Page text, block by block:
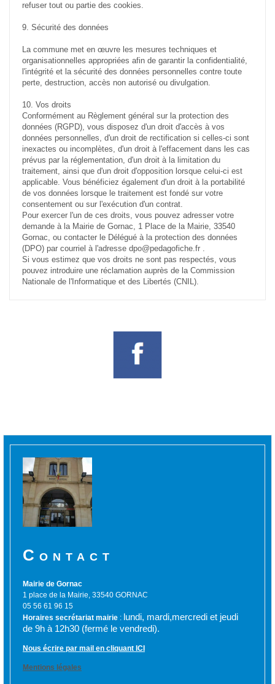
refuser tout ou partie des cookies.
9. Sécurité des données
La commune met en œuvre les mesures techniques et
organisationnelles appropriées afin de garantir la confidentialité,
l'intégrité et la sécurité des données personnelles contre toute
perte, destruction, accès non autorisé ou divulgation.
10. Vos droits
Conformément au Règlement général sur la protection des
données (RGPD), vous disposez d'un droit d'accès à vos
données personnelles, d'un droit de rectification si celles-ci sont
inexactes ou incomplètes, d'un droit à l'effacement dans les cas
prévus par la réglementation, d'un droit à la limitation du
traitement, ainsi que d'un droit d'opposition lorsque celui-ci est
applicable. Vous bénéficiez également d'un droit à la portabilité
de vos données lorsque le traitement est fondé sur votre
consentement ou sur l'exécution d'un contrat.
Pour exercer l'un de ces droits, vous pouvez adresser votre
demande à la Mairie de Gornac, 1 Place de la Mairie, 33540
Gornac, ou contacter le Délégué à la protection des données
(DPO) par courriel à l'adresse dpo@pedagofiche.fr .
Si vous estimez que vos droits ne sont pas respectés, vous
pouvez introduire une réclamation auprès de la Commission
Nationale de l'Informatique et des Libertés (CNIL).
Contact
Mairie de Gornac
1 place de la Mairie, 33540 GORNAC
05 56 61 96 15
Horaires secrétariat mairie : lundi, mardi,mercredi et jeudi
de 9h à 12h30 (fermé le vendredi).
Nous écrire par mail en cliquant ICI
Mentions légales